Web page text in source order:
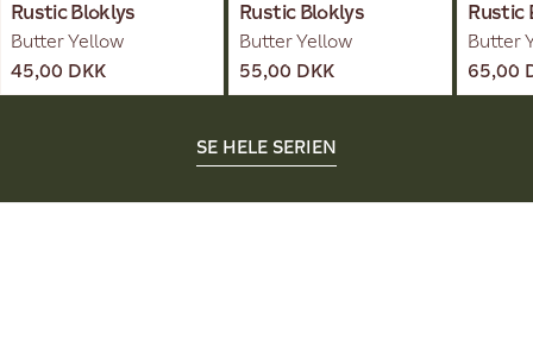
Rustic Bloklys
Butter Yellow
Normal
pris
45,00 DKK
Rustic Bloklys
Butter Yellow
Normal
pris
55,00 DKK
Rustic
Butter
pris
65,00
SE HELE SERIEN